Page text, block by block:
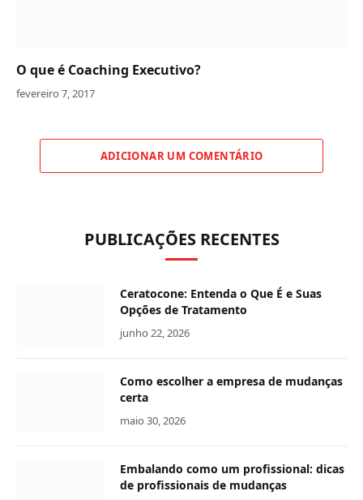
O que é Coaching Executivo?
fevereiro 7, 2017
ADICIONAR UM COMENTÁRIO
PUBLICAÇÕES RECENTES
Ceratocone: Entenda o Que É e Suas
Opções de Tratamento
junho 22, 2026
Como escolher a empresa de mudanças
certa
maio 30, 2026
Embalando como um profissional: dicas
de profissionais de mudanças